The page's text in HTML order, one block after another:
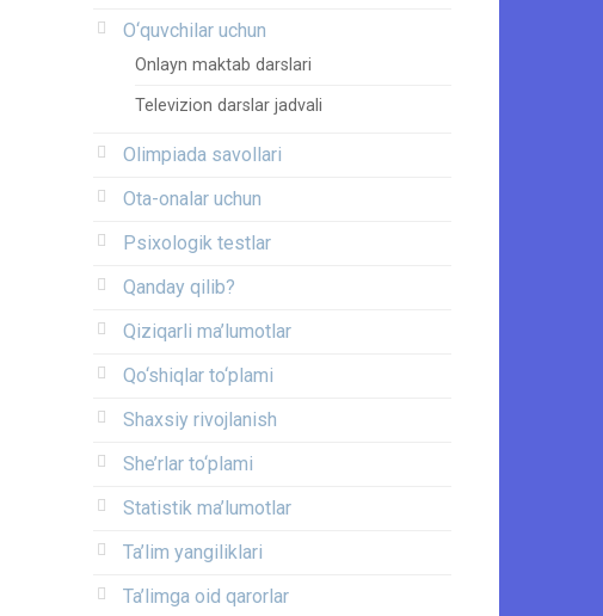
O‘quvchilar uchun
Onlayn maktab darslari
Televizion darslar jadvali
Olimpiada savollari
Ota-onalar uchun
Psixologik testlar
Qanday qilib?
Qiziqarli ma’lumotlar
Qo‘shiqlar to‘plami
Shaxsiy rivojlanish
She’rlar to‘plami
Statistik ma’lumotlar
Ta’lim yangiliklari
Ta’limga oid qarorlar